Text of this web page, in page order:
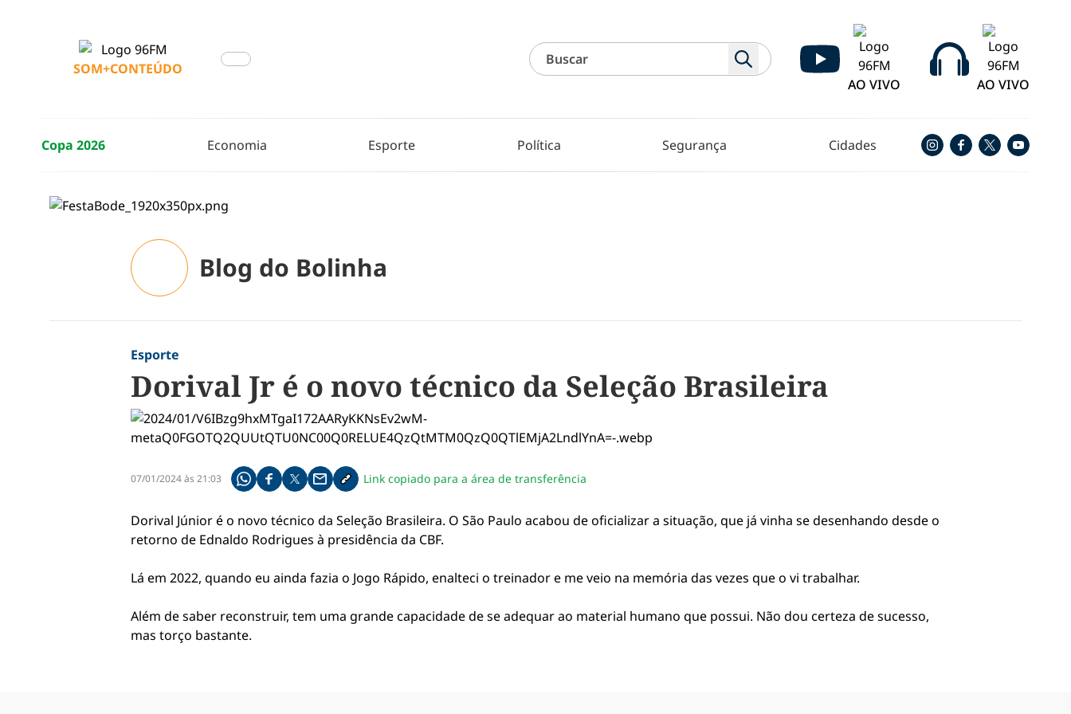
SOM+CONTEÚDO
AO VIVO
AO VIVO
Copa 2026 Economia Esporte Política Segurança Cidades
Blog do Bolinha
Esporte
Dorival Jr é o novo técnico da Seleção Brasileira
07/01/2024 às 21:03 Compartilhe pelo whatsapp
Compartilhar no facebook
Compartilhar no twitter
Compartilhe pelo email
Copiar link da notícia
Link copiado para a área de transferência
Dorival Júnior é o novo técnico da Seleção Brasileira. O São Paulo acabou de oficializar a situação, que já vinha se desenhando desde o
retorno de Ednaldo Rodrigues à presidência da CBF.
Lá em 2022, quando eu ainda fazia o Jogo Rápido, enalteci o treinador e me veio na memória das vezes que o vi trabalhar.
Além de saber reconstruir, tem uma grande capacidade de se adequar ao material humano que possui. Não dou certeza de sucesso,
mas torço bastante.